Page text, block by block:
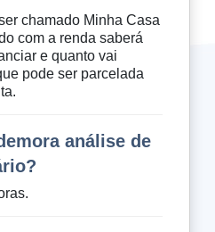
chamado Minha Casa
com a renda saberá
e quanto vai
pode ser parcelada
análise de